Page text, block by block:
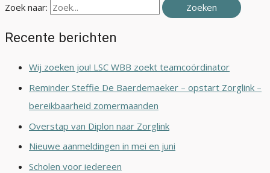
Zoek naar:
Recente berichten
Wij zoeken jou! LSC WBB zoekt teamcoördinator
Reminder Steffie De Baerdemaeker – opstart Zorglink –
bereikbaarheid zomermaanden
Overstap van Diplon naar Zorglink
Nieuwe aanmeldingen in mei en juni
Scholen voor iedereen